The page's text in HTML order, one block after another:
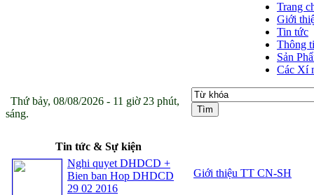
Trang
Giới
Tin tức
Thông
Sản
Các Xí
Thứ bảy, 08/08/2026 - 11 giờ 23 phút,
sáng.
Tin tức & Sự kiện
Nghi quyet DHDCD +
Bien ban Hop DHDCD
29 02 2016
Giới thiệu TT CN-SH